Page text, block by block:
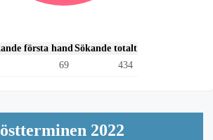
första hand Sökande totalt
69 434
2022